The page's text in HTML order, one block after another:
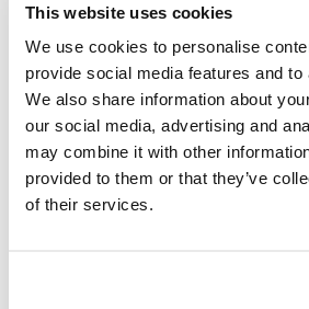
This website uses cookies
We use cookies to personalise
provide social media features and
We also share information about
our social media, advertising and
may combine it with other
provided to them or that they’ve
of their services.
Kód Mirka
AC20305080
Informace o
Technické údaje
při náročných aplikacích úpravy a